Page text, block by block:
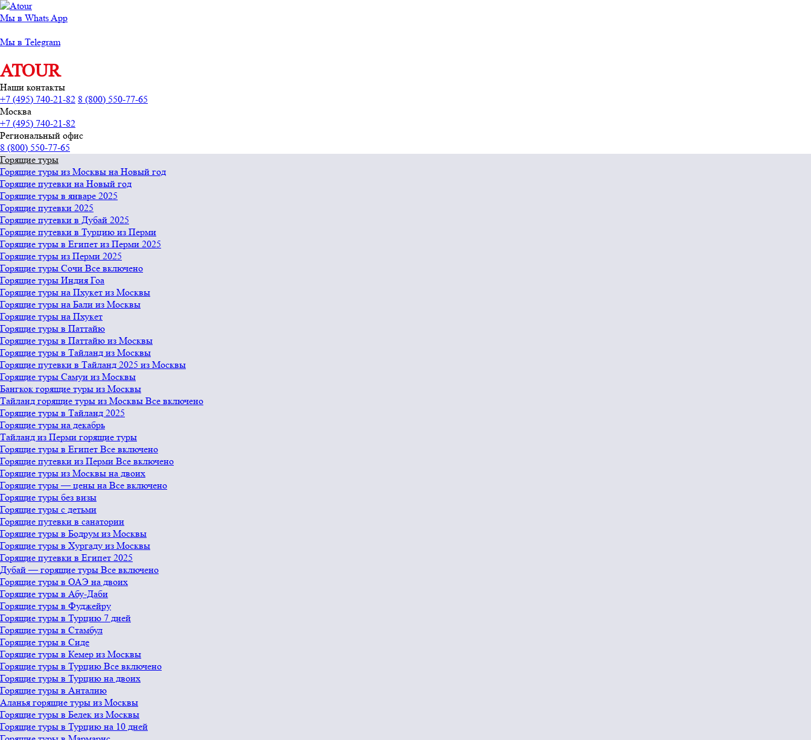
Мы в Whats App
Мы в Telegram
ATOUR
Наши контакты
+7 (495) 740-21-82 8 (800) 550-77-65
Москва
+7 (495) 740-21-82
Региональный офис
8 (800) 550-77-65
Горящие туры
Горящие туры из Москвы на Новый год
Горящие путевки на Новый год
Горящие туры в январе 2025
Горящие путевки 2025
Горящие путевки в Дубай 2025
Горящие путевки в Турцию из Перми
Горящие туры в Египет из Перми 2025
Горящие туры из Перми 2025
Горящие туры Сочи Все включено
Горящие туры Индия Гоа
Горящие туры на Пхукет из Москвы
Горящие туры на Бали из Москвы
Горящие туры на Пхукет
Горящие туры в Паттайю
Горящие туры в Паттайю из Москвы
Горящие туры в Тайланд из Москвы
Горящие путевки в Тайланд 2025 из Москвы
Горящие туры Самуи из Москвы
Бангкок горящие туры из Москвы
Тайланд горящие туры из Москвы Все включено
Горящие туры в Тайланд 2025
Горящие туры на декабрь
Тайланд из Перми горящие туры
Горящие туры в Египет Все включено
Горящие путевки из Перми Все включено
Горящие туры из Москвы на двоих
Горящие туры — цены на Все включено
Горящие туры без визы
Горящие туры с детьми
Горящие путевки в санатории
Горящие туры в Бодрум из Москвы
Горящие туры в Хургаду из Москвы
Горящие путевки в Египет 2025
Дубай — горящие туры Все включено
Горящие туры в ОАЭ на двоих
Горящие туры в Абу-Даби
Горящие туры в Фуджейру
Горящие туры в Турцию 7 дней
Горящие туры в Стамбул
Горящие туры в Сиде
Горящие туры в Кемер из Москвы
Горящие туры в Турцию Все включено
Горящие туры в Турцию на двоих
Горящие туры в Анталию
Аланья горящие туры из Москвы
Горящие туры в Белек из Москвы
Горящие туры в Турцию на 10 дней